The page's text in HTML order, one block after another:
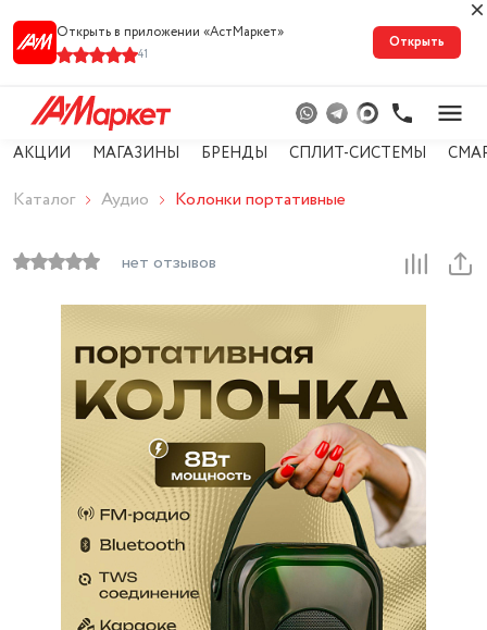
Открыть в приложении «АстМарке‪т‬»
41
Открыть
АКЦИИ МАГАЗИНЫ БРЕНДЫ СПЛИТ-СИСТЕМЫ
Каталог Аудио Колонки портативные
нет отзывов